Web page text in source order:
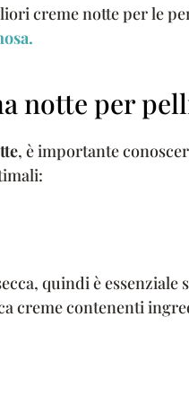
creme notte per le
notte per
, è importante
quindi è essenziale
creme contenenti